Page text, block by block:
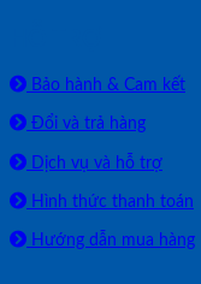
Bảo hành & Cam kết
Đổi và trả hàng
Dịch vụ và hỗ trợ
Hình thức thanh toán
Hướng dẫn mua hàng